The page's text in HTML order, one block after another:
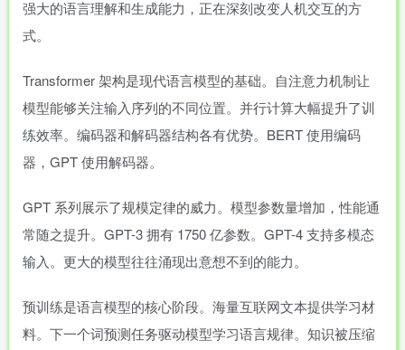
强大的语言理解和生成能力，正在深刻改变人机交互的方
式。
Transformer 架构是现代语言模型的基础。自注意力机制让
模型能够关注输入序列的不同位置。并行计算大幅提升了训
练效率。编码器和解码器结构各有优势。BERT 使用编码
器，GPT 使用解码器。
GPT 系列展示了规模定律的威力。模型参数量增加，性能通
常随之提升。GPT-3 拥有 1750 亿参数。GPT-4 支持多模态
输入。更大的模型往往涌现出意想不到的能力。
预训练是语言模型的核心阶段。海量互联网文本提供学习材
料。下一个词预测任务驱动模型学习语言规律。知识被压缩